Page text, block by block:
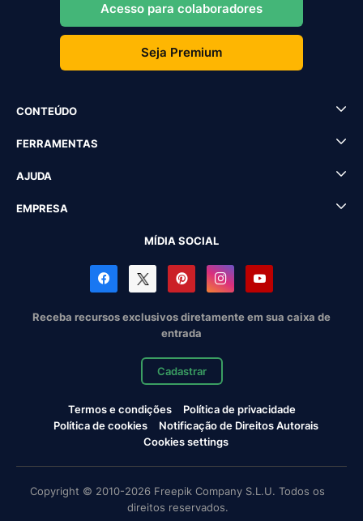
Acesso para colaboradores
Seja Premium
CONTEÚDO
FERRAMENTAS
AJUDA
EMPRESA
MÍDIA SOCIAL
Receba recursos exclusivos diretamente em sua caixa de
entrada
Cadastrar
Termos e condições
Política de privacidade
Política de cookies
Notificação de Direitos Autorais
Cookies settings
Copyright © 2010-2026 Freepik Company S.L.U. Todos os
direitos reservados.